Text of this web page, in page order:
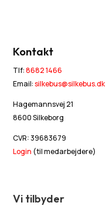
Kontakt
Tlf:8682 1466
Email:silkebus@silkebus.dk
Hagemannsvej 21
8600 Silkeborg
CVR: 39683679
Login (til medarbejdere)
Vi tilbyder